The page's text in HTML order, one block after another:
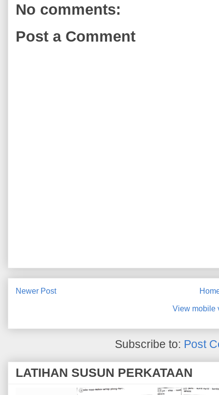
No comments:
Post a Comment
Newer Post
View mobile
Subscribe to: Post
LATIHAN SUSUN PERKATAAN